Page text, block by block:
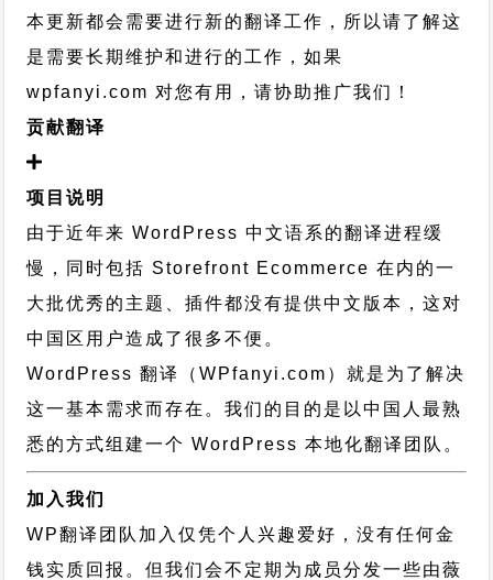
本更新都会需要进行新的翻译工作，所以请了解这
是需要长期维护和进行的工作，如果
wpfanyi.com 对您有用，请协助推广我们！
贡献翻译
项目说明
由于近年来 WordPress 中文语系的翻译进程缓
慢，同时包括 Storefront Ecommerce 在内的一
大批优秀的主题、插件都没有提供中文版本，这对
中国区用户造成了很多不便。
WordPress 翻译（WPfanyi.com） 就是为了解决
这一基本需求而存在。我们的目的是以中国人最熟
悉的方式组建一个 WordPress 本地化翻译团队。
加入我们
WP翻译团队加入仅凭个人兴趣爱好，没有任何金
钱实质回报。但我们会不定期为成员分发一些由薇